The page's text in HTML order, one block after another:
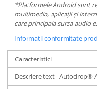
*Platformele Android sunt
multimedia, aplicații și
care principala sursa audio
Informatii conformitate
Caracteristici
Descriere text - Autodrop®